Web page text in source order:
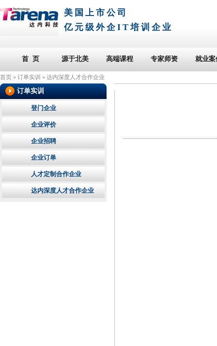
美国上市公司
亿元级外企IT培训企业
首 页 源于北美 高端课程 专家师资 就业案
首页 » 订单实训 » 达内深度人才合作企业
订单实训
登门企业
企业评价
企业招聘
企业订单
人才定制合作企业
达内深度人才合作企业